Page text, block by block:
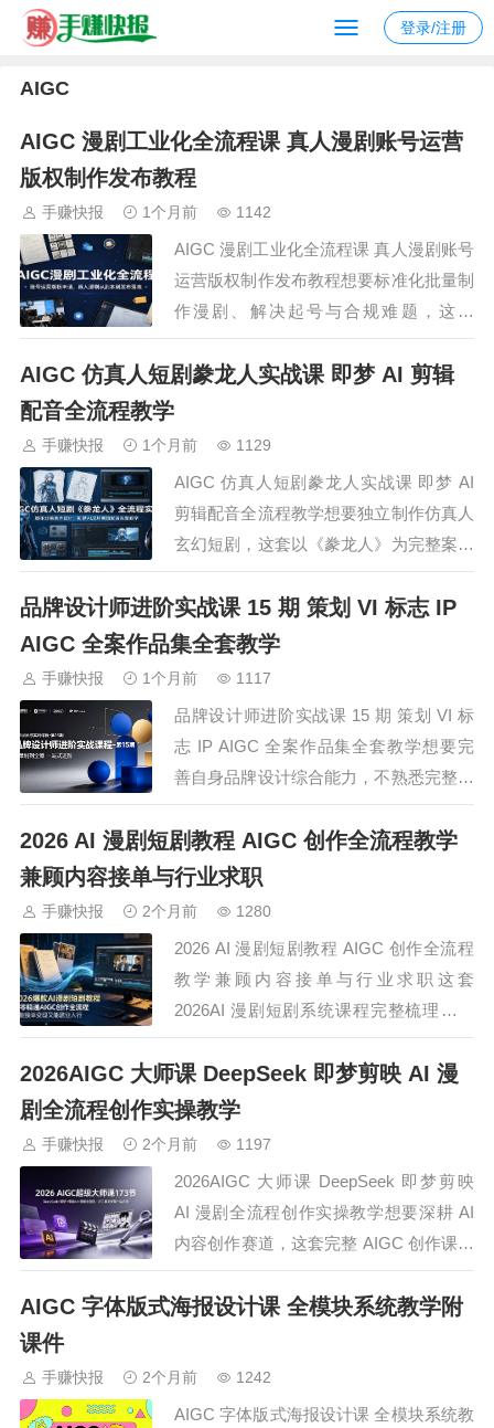
登录/注册
AIGC
AIGC 漫剧工业化全流程课 真人漫剧账号运营
版权制作发布教程
手赚快报 1个月前 1142
AIGC 漫剧工业化全流程课 真人漫剧账号
运营版权制作发布教程想要标准化批量制
作漫剧、解决起号与合规难题，这套
AIGC 漫剧工业化课程覆盖账号运营、成
片制作、真人漫剧、高阶优化完整板块。
请规范，梳理从小说取材、角色场景设
品发…
AIGC 仿真人短剧豢龙人实战课 即梦 AI 剪辑
配音全流程教学
手赚快报 1个月前 1129
AIGC 仿真人短剧豢龙人实战课 即梦 AI
剪辑配音全流程教学想要独立制作仿真人
玄幻短剧，这套以《豢龙人》为完整案例
的 AIGC 实战课程覆盖项目全流程操作。
课程配套全套学习素材，细致讲解剧本改
编、分镜脚本撰写方法，完整拆解人物、
神兽、道具、场景整套美术设计思路，分
品牌设计师进阶实战课 15 期 策划 VI 标志 IP
AIGC 全案作品集全套教学
手赚快报 1个月前 1117
品牌设计师进阶实战课 15 期 策划 VI 标
志 IP AIGC 全案作品集全套教学想要完
善自身品牌设计综合能力，不熟悉完整全
案落地流程，不会结合 AI 工具优化标志
与视觉创作，这套品牌设计进阶课程覆盖
完整设计链路，从前期品牌策划、中英文
字体设计理论实操入手，多类风格标志分
2026 AI 漫剧短剧教程 AIGC 创作全流程教学
兼顾内容接单与行业求职
手赚快报 2个月前 1280
2026 AI 漫剧短剧教程 AIGC 创作全流程
教学兼顾内容接单与行业求职这套
2026AI 漫剧短剧系统课程完整梳理赛道
行业现状、商业运作模式，细致拆解从剧
本解析、美术音效素材制作、分镜绘制、
镜头调度到剪辑发布的完整 AIGC 创作链
路，深度讲解导演叙事逻辑、蒙太奇构图
2026AIGC 大师课 DeepSeek 即梦剪映 AI 漫
剧全流程创作实操教学
手赚快报 2个月前 1197
2026AIGC 大师课 DeepSeek 即梦剪映
AI 漫剧全流程创作实操教学想要深耕 AI
内容创作赛道，这套完整 AIGC 创作课程
涵盖 DeepSeek 文案、即梦图文视频生
成、剪映 AI 剪辑、漫剧完整制作流程，
画作品、CG 短片、小说漫画推文到漫…
AIGC 字体版式海报设计课 全模块系统教学附
课件
手赚快报 2个月前 1242
AIGC 字体版式海报设计课 全模块系统教